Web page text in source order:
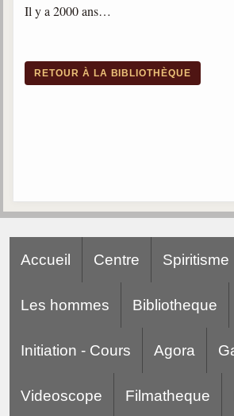
Il y a 2000 ans…
RETOUR À LA BIBLIOTHÈQUE
Accueil Centre Spiritisme
Les hommes Bibliotheque
Initiation - Cours Agora
Videoscope Filmatheque